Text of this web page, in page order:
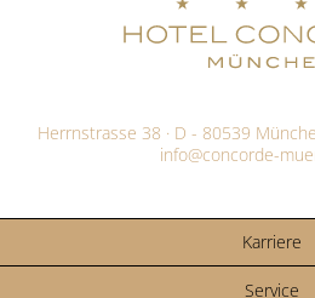
Herrnstrasse 38 · D - 80539
info@concorde-
Karriere
Service